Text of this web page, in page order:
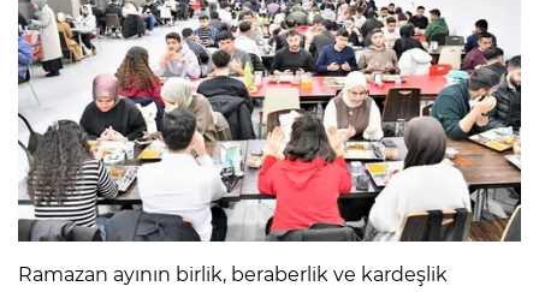
Ramazan ayının birlik, beraberlik ve kardeşlik